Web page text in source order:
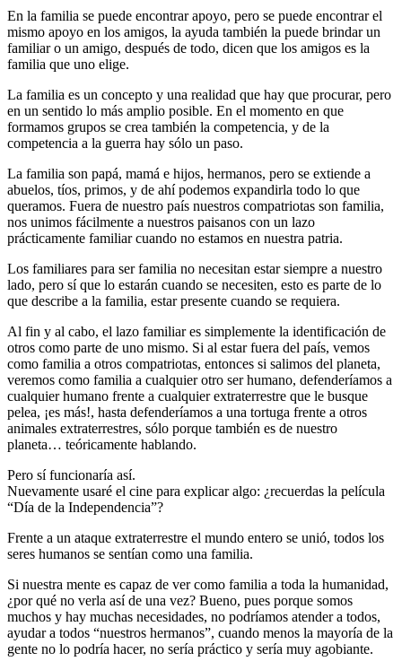
En la familia se puede encontrar apoyo, pero se puede encontrar el
mismo apoyo en los amigos, la ayuda también la puede brindar un
familiar o un amigo, después de todo, dicen que los amigos es la
familia que uno elige.
La familia es un concepto y una realidad que hay que procurar, pero
en un sentido lo más amplio posible. En el momento en que
formamos grupos se crea también la competencia, y de la
competencia a la guerra hay sólo un paso.
La familia son papá, mamá e hijos, hermanos, pero se extiende a
abuelos, tíos, primos, y de ahí podemos expandirla todo lo que
queramos. Fuera de nuestro país nuestros compatriotas son familia,
nos unimos fácilmente a nuestros paisanos con un lazo
prácticamente familiar cuando no estamos en nuestra patria.
Los familiares para ser familia no necesitan estar siempre a nuestro
lado, pero sí que lo estarán cuando se necesiten, esto es parte de lo
que describe a la familia, estar presente cuando se requiera.
Al fin y al cabo, el lazo familiar es simplemente la identificación de
otros como parte de uno mismo. Si al estar fuera del país, vemos
como familia a otros compatriotas, entonces si salimos del planeta,
veremos como familia a cualquier otro ser humano, defenderíamos a
cualquier humano frente a cualquier extraterrestre que le busque
pelea, ¡es más!, hasta defenderíamos a una tortuga frente a otros
animales extraterrestres, sólo porque también es de nuestro
planeta… teóricamente hablando.
Pero sí funcionaría así.
Nuevamente usaré el cine para explicar algo: ¿recuerdas la película
“Día de la Independencia”?
Frente a un ataque extraterrestre el mundo entero se unió, todos los
seres humanos se sentían como una familia.
Si nuestra mente es capaz de ver como familia a toda la humanidad,
¿por qué no verla así de una vez? Bueno, pues porque somos
muchos y hay muchas necesidades, no podríamos atender a todos,
ayudar a todos “nuestros hermanos”, cuando menos la mayoría de la
gente no lo podría hacer, no sería práctico y sería muy agobiante.